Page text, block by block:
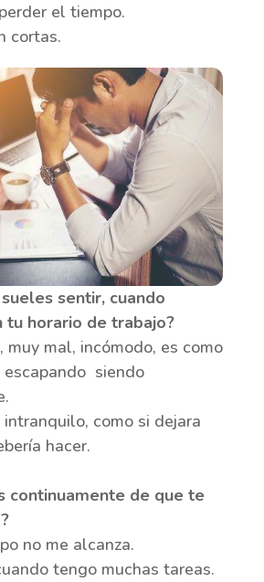
el tiempo.
cortas.
sentir, cuando
tu horario de trabajo?
muy mal, incómodo, es como
escapando siendo
como si dejara
hacer.
continuamente de que te
no me alcanza.
tengo muchas tareas.